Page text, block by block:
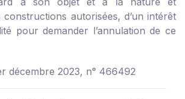
constructions autorisées, d’un intérêt
pour demander l’annulation de ce
décembre 2023, n° 466492